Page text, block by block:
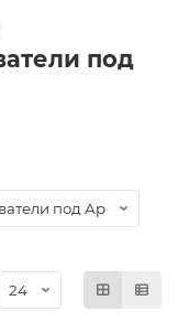
под